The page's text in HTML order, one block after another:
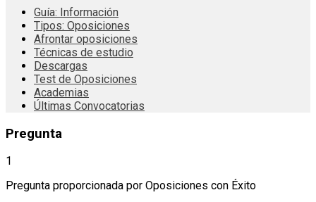
Guía: Información
Tipos: Oposiciones
Afrontar oposiciones
Técnicas de estudio
Descargas
Test de Oposiciones
Academias
Últimas Convocatorias
Pregunta
1
Pregunta proporcionada por Oposiciones con Éxito